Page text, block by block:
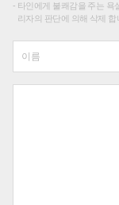
타인에게 불쾌감을 주는 욕
리자의 판단에 의해 삭제 합